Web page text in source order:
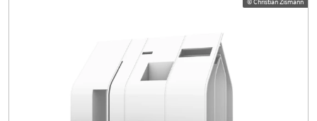
© Christian Zismann